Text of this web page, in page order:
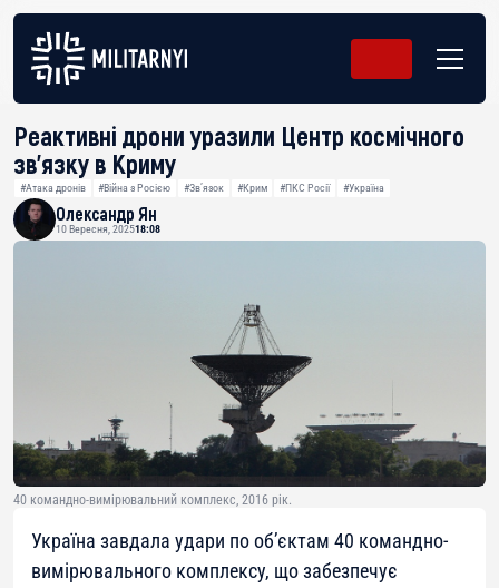
Реактивні дрони уразили Центр космічного
зв’язку в Криму
#Атака дронів #Війна з Росією #Звʼязок #Крим #ПКС Росії #Україна
Олександр Ян
10 Вересня, 202518:08
40 командно-вимірювальний комплекс, 2016 рік.
Україна завдала удари по об’єктам 40 командно-
вимірювального комплексу, що забезпечує